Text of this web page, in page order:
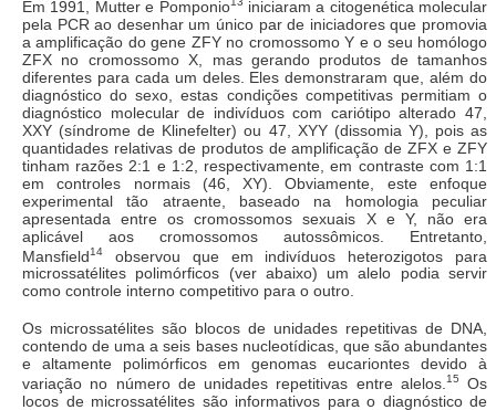
Em 1991, Mutter e Pomponio
iniciaram a citogenética molecular
pela PCR ao desenhar um único par de iniciadores que promovia
a amplificação do gene ZFY no cromossomo Y e o seu homólogo
ZFX no cromossomo X, mas gerando produtos de tamanhos
diferentes para cada um deles. Eles demonstraram que, além do
diagnóstico do sexo, estas condições competitivas permitiam o
diagnóstico molecular de indivíduos com cariótipo alterado 47,
XXY (síndrome de Klinefelter) ou 47, XYY (dissomia Y), pois as
quantidades relativas de produtos de amplificação de ZFX e ZFY
tinham razões 2:1 e 1:2, respectivamente, em contraste com 1:1
em controles normais (46, XY). Obviamente, este enfoque
experimental tão atraente, baseado na homologia peculiar
apresentada entre os cromossomos sexuais X e Y, não era
aplicável aos cromossomos autossômicos. Entretanto,
Mansfield14
observou que em indivíduos heterozigotos para
microssatélites polimórficos (ver abaixo) um alelo podia servir
como controle interno competitivo para o outro.
Os microssatélites são blocos de unidades repetitivas de DNA,
contendo de uma a seis bases nucleotídicas, que são abundantes
e altamente polimórficos em genomas eucariontes devido à
variação no número de unidades repetitivas entre alelos. 15
Os
locos de microssatélites são informativos para o diagnóstico de